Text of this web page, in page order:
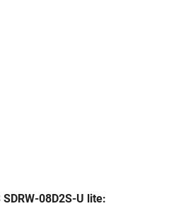
08D2S-U lite: